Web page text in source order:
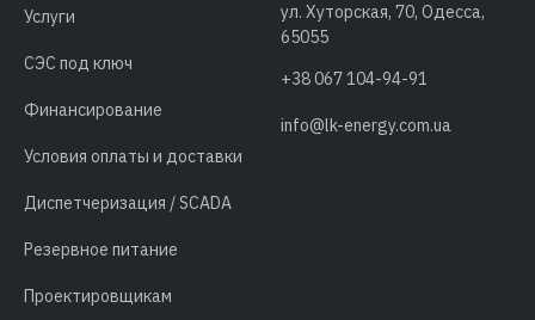
Услуги
СЭС под ключ
Финансирование
Условия оплаты и доставки
Диспетчеризация / SCADA
Резервное питание
Проектировщикам
ул. Хуторская, 70, Одесса,
65055
+38 067 104-94-91
info@lk-energy.com.ua